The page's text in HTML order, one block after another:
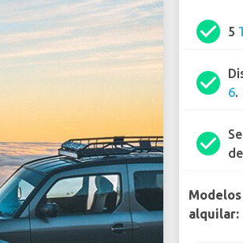
check_circle 5
check_circle
6.
check_circle
alquilar: